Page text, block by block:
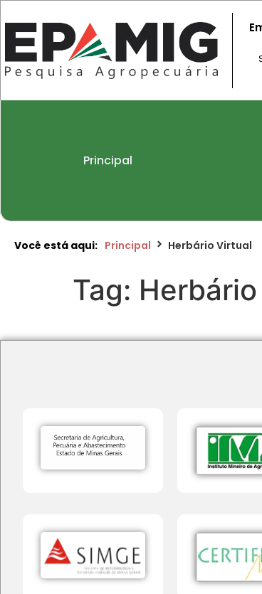
Principal
Você está aqui: Principal Herbário Virtual
Tag: